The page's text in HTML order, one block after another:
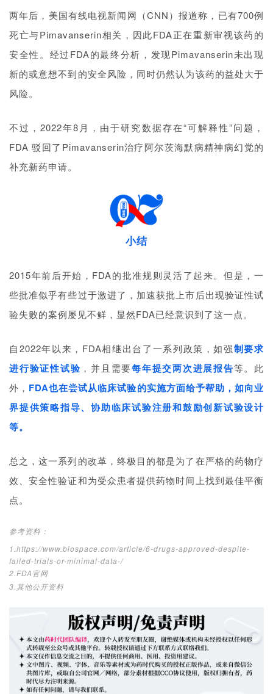
两年后，美国有线电视新闻网（CNN）报道称，已有700例
死亡与Pimavanserin相关，因此FDA正在重新审视该药的
安全性。经过FDA的最终分析，发现Pimavanserin未出现
新的或意想不到的安全风险，同时仍然认为该药的益处大于
风险。
不过，2022年8月，由于研究数据存在“可解释性”问题，
FDA 驳回了Pimavanserin治疗阿尔茨海默病精神病幻觉的
补充新药申请。
小结
2015年前后开始，FDA的批准规则灵活了起来。但是，一
些批准似乎有些过于激进了，加速获批上市后出现验证性试
验失败的案例屡见不鲜，显然FDA已经意识到了这一点。
自2022年以来，FDA相继出台了一系列政策，如强制要求
进行验证性试验 ，并且需要每年提交两次进展报告等。此
外， FDA也在尝试从临床试验的实施方面给予帮助，如向业
界提供策略指导、协助临床试验注册和鼓励创新试验设计
等。
总之，这一系列的改革，终极目的都是为了在严格的药物疗
效、安全性验证和为受众患者提供药物时间上找到最佳平衡
点。
参考资料：
1.https://www.biospace.com/article/6-drugs-approved-despite-
failed-trials-or-minimal-data-/
2.FDA官网
3.其他公开资料